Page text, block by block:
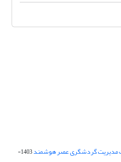
مدیریت گردشگری عصر هوشمند
1403-